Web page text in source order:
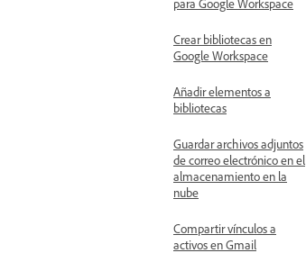
para Google Workspace
Crear bibliotecas en
Google Workspace
Añadir elementos a
bibliotecas
Guardar archivos adjuntos
de correo electrónico en el
almacenamiento en la
nube
Compartir vínculos a
activos en Gmail